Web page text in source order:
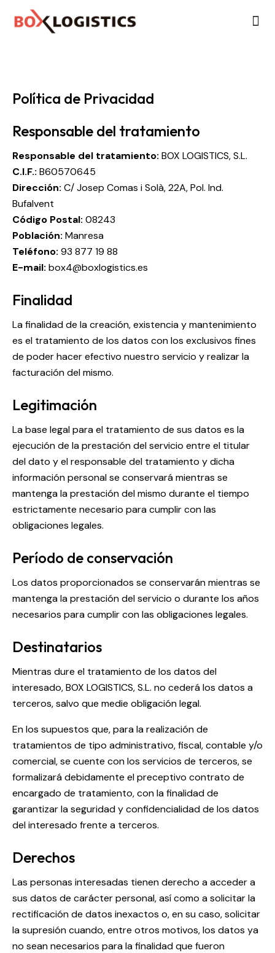
Política de Privacidad
Responsable del tratamiento
Responsable del tratamiento: BOX LOGISTICS, S.L.
C.I.F.: B60570645
Dirección: C/ Josep Comas i Solà, 22A, Pol. Ind.
Bufalvent
Código Postal: 08243
Población: Manresa
Teléfono: 93 877 19 88
E-mail: box4@boxlogistics.es
Finalidad
La finalidad de la creación, existencia y mantenimiento
es el tratamiento de los datos con los exclusivos fines
de poder hacer efectivo nuestro servicio y realizar la
facturación del mismo.
Legitimación
La base legal para el tratamiento de sus datos es la
ejecución de la prestación del servicio entre el titular
del dato y el responsable del tratamiento y dicha
información personal se conservará mientras se
mantenga la prestación del mismo durante el tiempo
estrictamente necesario para cumplir con las
obligaciones legales.
Período de conservación
Los datos proporcionados se conservarán mientras se
mantenga la prestación del servicio o durante los años
necesarios para cumplir con las obligaciones legales.
Destinatarios
Mientras dure el tratamiento de los datos del
interesado, BOX LOGISTICS, S.L. no cederá los datos a
terceros, salvo que medie obligación legal.
En los supuestos que, para la realización de
tratamientos de tipo administrativo, fiscal, contable y/o
comercial, se cuente con los servicios de terceros, se
formalizará debidamente el preceptivo contrato de
encargado de tratamiento, con la finalidad de
garantizar la seguridad y confidencialidad de los datos
del interesado frente a terceros.
Derechos
Las personas interesadas tienen derecho a acceder a
sus datos de carácter personal, así como a solicitar la
rectificación de datos inexactos o, en su caso, solicitar
la supresión cuando, entre otros motivos, los datos ya
no sean necesarios para la finalidad que fueron